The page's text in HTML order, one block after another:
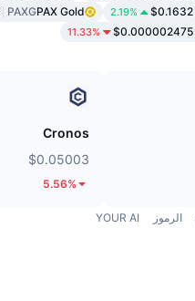
$0.1632
2.19%
PAX Gold
PAXG
$0.000002475
11.33%
Cronos
$0.05003
5.56%
الرموز YOUR AI